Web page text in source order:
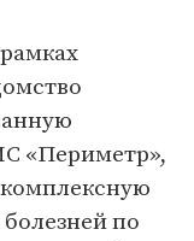
«Периметр»,
по